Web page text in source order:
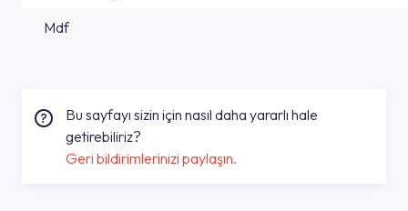
Mdf
Bu sayfayı sizin için nasıl daha yararlı hale
getirebiliriz?
Geri bildirimlerinizi paylaşın.